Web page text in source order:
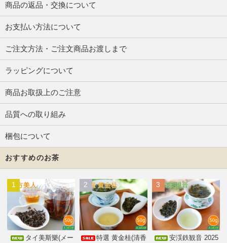
商品の返品・交換について
お支払い方法について
ご注文方法・ご注文商品お渡しまで
ラッピングについて
商品お取扱上のご注意
品質への取り組み
梱包について
おすすめのお茶
1
タイ美斯樂(メー
2
特選 黄金桂(清香
3
安渓鉄観音 2025